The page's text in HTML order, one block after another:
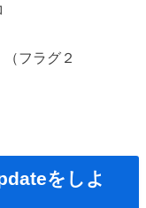
フラグ２
をしよ